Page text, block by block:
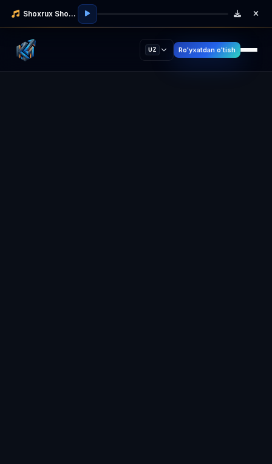
Shoxrux Shodmonov
UZ Ro'yxatdan o'tish